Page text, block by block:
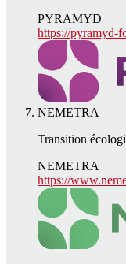
PYRAMYD
https://pyramyd-
NEMETRA
Transition
NEMETRA
https://